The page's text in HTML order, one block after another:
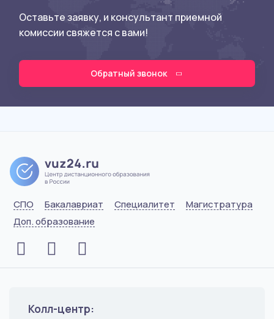
Оставьте заявку, и консультант приемной
комиссии свяжется с вами!
Обратный звонок
СПО Бакалавриат Специалитет
Магистратура
Доп. образование
Колл-центр: